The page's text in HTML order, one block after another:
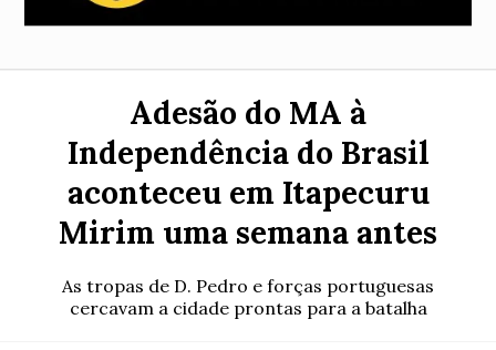
Adesão do MA à
Independência do Brasil
aconteceu em Itapecuru
Mirim uma semana antes
As tropas de D. Pedro e forças portuguesas
cercavam a cidade prontas para a batalha